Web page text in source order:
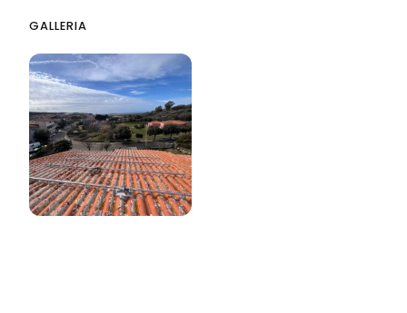
GALLERIA